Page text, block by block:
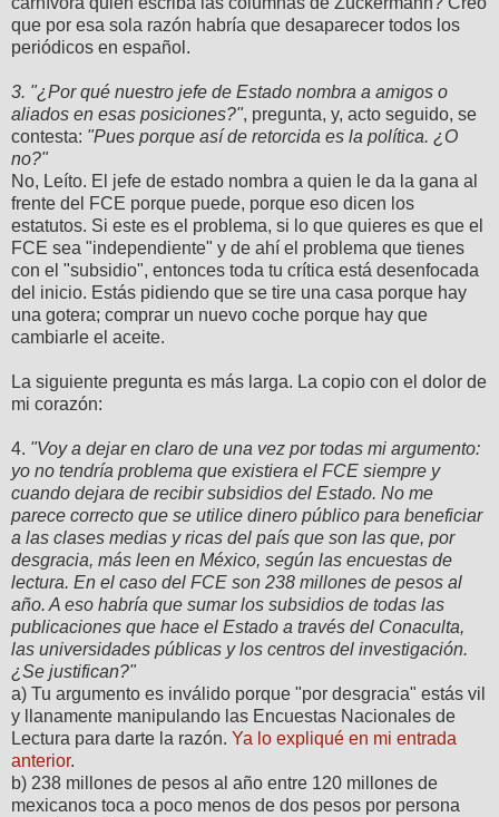
que por esa sola razón habría que desaparecer todos los
periódicos en español.
3. "¿Por qué nuestro jefe de Estado nombra a amigos o
aliados en esas posiciones?", pregunta, y, acto seguido, se
contesta: "Pues porque así de retorcida es la política. ¿O
no?"
No, Leíto. El jefe de estado nombra a quien le da la gana al
frente del FCE porque puede, porque eso dicen los
estatutos. Si este es el problema, si lo que quieres es que el
FCE sea "independiente" y de ahí el problema que tienes
con el "subsidio", entonces toda tu crítica está desenfocada
del inicio. Estás pidiendo que se tire una casa porque hay
una gotera; comprar un nuevo coche porque hay que
cambiarle el aceite.
La siguiente pregunta es más larga. La copio con el dolor de
mi corazón:
4. "Voy a dejar en claro de una vez por todas mi argumento:
yo no tendría problema que existiera el FCE siempre y
cuando dejara de recibir subsidios del Estado. No me
parece correcto que se utilice dinero público para beneficiar
a las clases medias y ricas del país que son las que, por
desgracia, más leen en México, según las encuestas de
lectura. En el caso del FCE son 238 millones de pesos al
año. A eso habría que sumar los subsidios de todas las
publicaciones que hace el Estado a través del Conaculta,
las universidades públicas y los centros del investigación.
¿Se justifican?"
a) Tu argumento es inválido porque "por desgracia" estás vil
y llanamente manipulando las Encuestas Nacionales de
Lectura para darte la razón. Ya lo expliqué en mi entrada
anterior.
b) 238 millones de pesos al año entre 120 millones de
mexicanos toca a poco menos de dos pesos por persona